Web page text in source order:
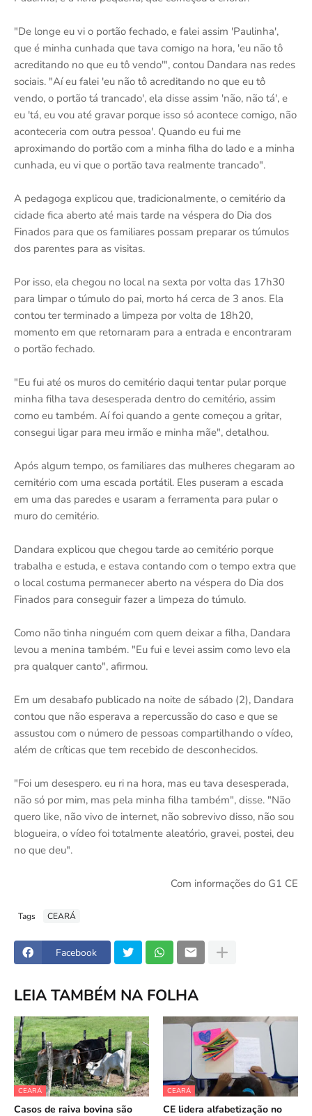
"De longe eu vi o portão fechado, e falei assim 'Paulinha',
que é minha cunhada que tava comigo na hora, 'eu não tô
acreditando no que eu tô vendo'", contou Dandara nas redes
sociais. "Aí eu falei 'eu não tô acreditando no que eu tô
vendo, o portão tá trancado', ela disse assim 'não, não tá', e
eu 'tá, eu vou até gravar porque isso só acontece comigo, não
aconteceria com outra pessoa'. Quando eu fui me
aproximando do portão com a minha filha do lado e a minha
cunhada, eu vi que o portão tava realmente trancado".
A pedagoga explicou que, tradicionalmente, o cemitério da
cidade fica aberto até mais tarde na véspera do Dia dos
Finados para que os familiares possam preparar os túmulos
dos parentes para as visitas.
Por isso, ela chegou no local na sexta por volta das 17h30
para limpar o túmulo do pai, morto há cerca de 3 anos. Ela
contou ter terminado a limpeza por volta de 18h20,
momento em que retornaram para a entrada e encontraram
o portão fechado.
"Eu fui até os muros do cemitério daqui tentar pular porque
minha filha tava desesperada dentro do cemitério, assim
como eu também. Aí foi quando a gente começou a gritar,
consegui ligar para meu irmão e minha mãe", detalhou.
Após algum tempo, os familiares das mulheres chegaram ao
cemitério com uma escada portátil. Eles puseram a escada
em uma das paredes e usaram a ferramenta para pular o
muro do cemitério.
Dandara explicou que chegou tarde ao cemitério porque
trabalha e estuda, e estava contando com o tempo extra que
o local costuma permanecer aberto na véspera do Dia dos
Finados para conseguir fazer a limpeza do túmulo.
Como não tinha ninguém com quem deixar a filha, Dandara
levou a menina também. "Eu fui e levei assim como levo ela
pra qualquer canto", afirmou.
Em um desabafo publicado na noite de sábado (2), Dandara
contou que não esperava a repercussão do caso e que se
assustou com o número de pessoas compartilhando o vídeo,
além de críticas que tem recebido de desconhecidos.
"Foi um desespero. eu ri na hora, mas eu tava desesperada,
não só por mim, mas pela minha filha também", disse. "Não
quero like, não vivo de internet, não sobrevivo disso, não sou
blogueira, o vídeo foi totalmente aleatório, gravei, postei, deu
no que deu".
Com informações do G1 CE
Tags CEARÁ
Facebook
LEIA TAMBÉM NA FOLHA
CEARÁ
Casos de raiva bovina são
CEARÁ
CE lidera alfabetização no